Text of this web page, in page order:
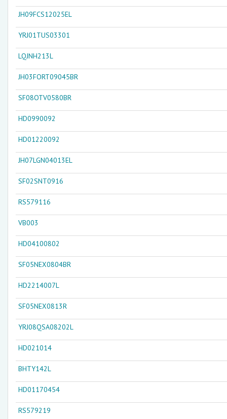
JH09FCS12025EL
YRJ01TUS03301
LQJNH213L
JH03FORT09045BR
SF08OTV0580BR
HD0990092
HD01220092
JH07LGN04013EL
SF02SNT0916
RS579116
VB003
HD04100802
SF05NEX0804BR
HD2214007L
SF05NEX0813R
YRJ08QSA08202L
HD021014
BHTY142L
HD01170454
RS579219